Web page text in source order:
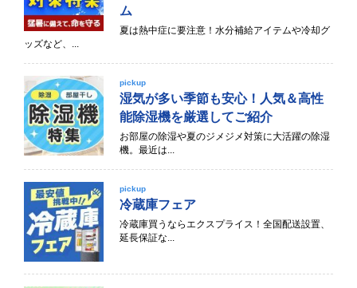
ム
夏は熱中症に要注意！水分補給アイテムや冷却グ
ッズなど、...
pickup
湿気が多い季節も安心！人気＆高性
能除湿機を厳選してご紹介
お部屋の除湿や夏のジメジメ対策に大活躍の除湿
機。最近は...
pickup
冷蔵庫フェア
冷蔵庫買うならエクスプライス！全国配送設置、
延長保証な...